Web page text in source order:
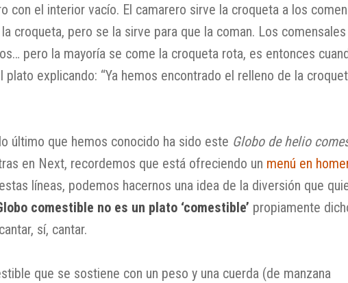
con el interior vacío. El camarero sirve la croqueta a los
croqueta, pero se la sirve para que la coman. Los
pero la mayoría se come la croqueta rota, es entonces
explicando: “Ya hemos encontrado el relleno de la
último que hemos conocido ha sido este Globo de helio
en Next, recordemos que está ofreciendo un menú en
líneas, podemos hacernos una idea de la diversión que
comestible no es un plato ‘comestible’ propiamente
sí, cantar.
que se sostiene con un peso y una cuerda (de manzana